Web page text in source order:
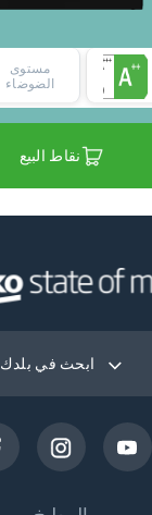
مستوى
الضوضاء
نقاط البيع
ابحث في بلدك